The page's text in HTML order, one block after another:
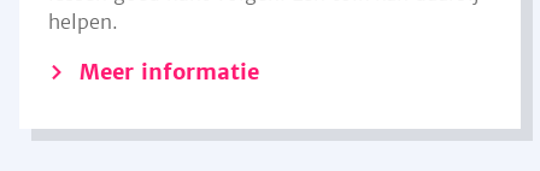
helpen.
Meer informatie